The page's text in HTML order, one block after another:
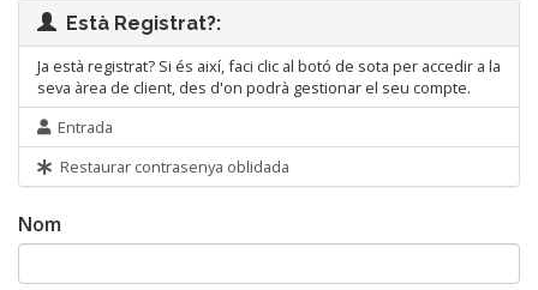
Està Registrat?:
Ja està registrat? Si és així, faci clic al botó de sota per accedir a la
seva àrea de client, des d'on podrà gestionar el seu compte.
Entrada
Restaurar contrasenya oblidada
Nom